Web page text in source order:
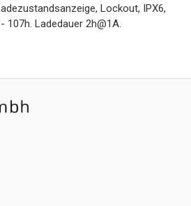
Lockout, IPX6,
107h. Ladedauer 2h@1A.